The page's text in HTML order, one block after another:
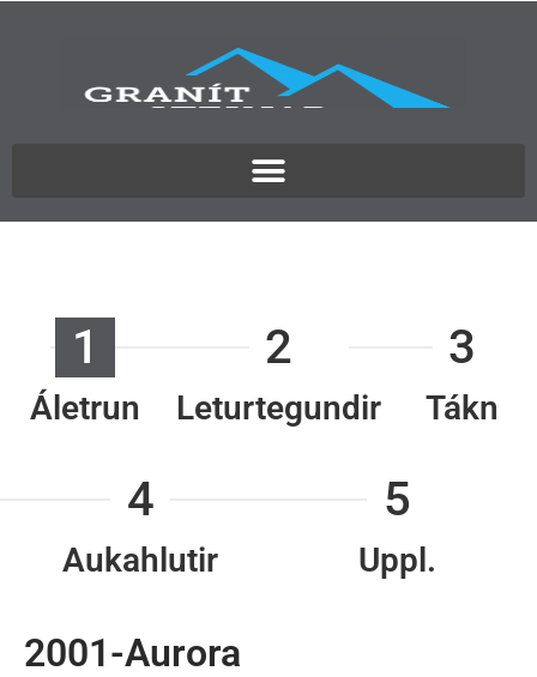
1
Áletrun
2
Leturtegundir
3
Tákn
4
Aukahlutir
5
Uppl.
2001-Aurora